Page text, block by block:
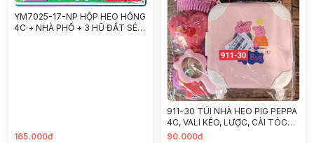
YM7025-17-NP HỘP HEO HỒNG
4C + NHÀ PHỐ + 3 HŨ ĐẤT SÉT
165.000đ
911-30 TÚI NHÀ HEO PIG PEPPA
4C, VALI KÉO, LƯỢC, CÀI TÓC
(PVC)
90.000đ